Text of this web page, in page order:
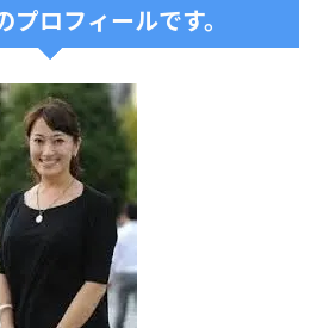
ロフィールです。